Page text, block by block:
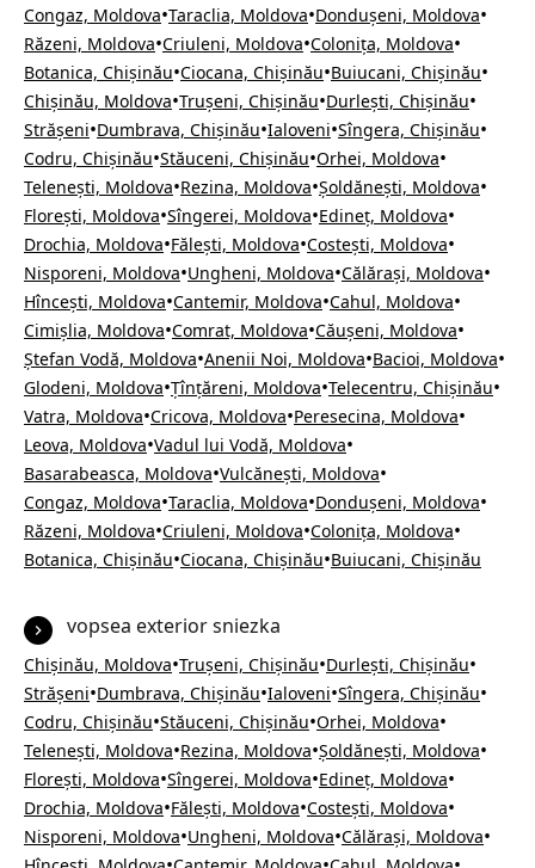
Congaz, Moldova•Taraclia, Moldova•Dondușeni, Moldova•
Răzeni, Moldova•Criuleni, Moldova•Colonița, Moldova•
Botanica, Chișinău•Ciocana, Chișinău•Buiucani, Chișinău•
Chișinău, Moldova•Trușeni, Chișinău•Durlești, Chișinău•
Strășeni•Dumbrava, Chișinău•Ialoveni•Sîngera, Chișinău•
Codru, Chișinău•Stăuceni, Chișinău•Orhei, Moldova•
Telenești, Moldova•Rezina, Moldova•Șoldănești, Moldova•
Florești, Moldova•Sîngerei, Moldova•Edineț, Moldova•
Drochia, Moldova•Fălești, Moldova•Costești, Moldova•
Nisporeni, Moldova•Ungheni, Moldova•Călărași, Moldova•
Hîncești, Moldova•Cantemir, Moldova•Cahul, Moldova•
Cimișlia, Moldova•Comrat, Moldova•Căușeni, Moldova•
Ștefan Vodă, Moldova•Anenii Noi, Moldova•Bacioi, Moldova•
Glodeni, Moldova•Țînțăreni, Moldova•Telecentru, Chișinău•
Vatra, Moldova•Cricova, Moldova•Peresecina, Moldova•
Leova, Moldova•Vadul lui Vodă, Moldova•
Basarabeasca, Moldova•Vulcănești, Moldova•
Congaz, Moldova•Taraclia, Moldova•Dondușeni, Moldova•
Răzeni, Moldova•Criuleni, Moldova•Colonița, Moldova•
Botanica, Chișinău•Ciocana, Chișinău•Buiucani, Chișinău
vopsea exterior sniezka
Chișinău, Moldova•Trușeni, Chișinău•Durlești, Chișinău•
Strășeni•Dumbrava, Chișinău•Ialoveni•Sîngera, Chișinău•
Codru, Chișinău•Stăuceni, Chișinău•Orhei, Moldova•
Telenești, Moldova•Rezina, Moldova•Șoldănești, Moldova•
Florești, Moldova•Sîngerei, Moldova•Edineț, Moldova•
Drochia, Moldova•Fălești, Moldova•Costești, Moldova•
Nisporeni, Moldova•Ungheni, Moldova•Călărași, Moldova•